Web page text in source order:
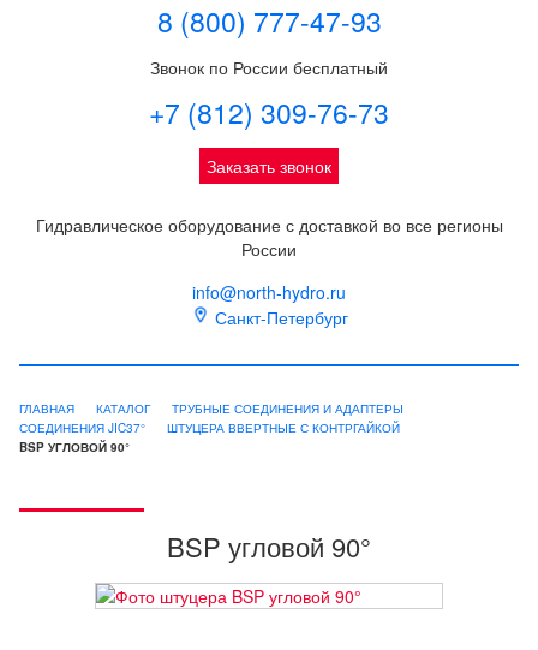
8 (800) 777-47-93
Звонок по России бесплатный
+7 (812) 309-76-73
Заказать звонок
Гидравлическое оборудование с доставкой во все регионы
России
info@north-hydro.ru
Санкт-Петербург
ГЛАВНАЯ КАТАЛОГ
ТРУБНЫЕ СОЕДИНЕНИЯ И АДАПТЕРЫ
СОЕДИНЕНИЯ JIC37°
ШТУЦЕРА ВВЕРТНЫЕ С КОНТРГАЙКОЙ
BSP УГЛОВОЙ 90°
BSP угловой 90°